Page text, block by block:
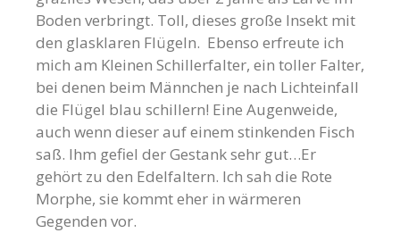
Boden verbringt. Toll, dieses große Insekt mit
den glasklaren Flügeln. Ebenso erfreute ich
mich am Kleinen Schillerfalter, ein toller Falter,
bei denen beim Männchen je nach Lichteinfall
die Flügel blau schillern! Eine Augenweide,
auch wenn dieser auf einem stinkenden Fisch
saß. Ihm gefiel der Gestank sehr gut…Er
gehört zu den Edelfaltern. Ich sah die Rote
Morphe, sie kommt eher in wärmeren
Gegenden vor.